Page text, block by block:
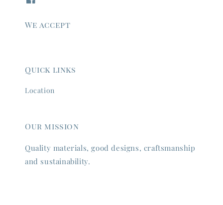
We accept
Quick links
Location
Our mission
Quality materials, good designs, craftsmanship
and sustainability.